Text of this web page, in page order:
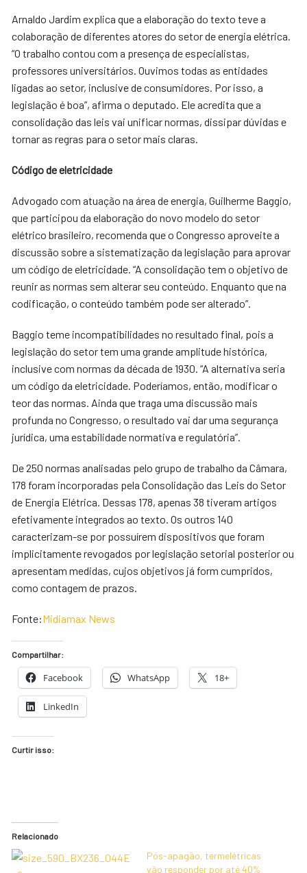
Arnaldo Jardim explica que a elaboração do texto teve a
colaboração de diferentes atores do setor de energia elétrica.
“O trabalho contou com a presença de especialistas,
professores universitários. Ouvimos todas as entidades
ligadas ao setor, inclusive de consumidores. Por isso, a
legislação é boa”, afirma o deputado. Ele acredita que a
consolidação das leis vai unificar normas, dissipar dúvidas e
tornar as regras para o setor mais claras.
Código de eletricidade
Advogado com atuação na área de energia, Guilherme Baggio,
que participou da elaboração do novo modelo do setor
elétrico brasileiro, recomenda que o Congresso aproveite a
discussão sobre a sistematização da legislação para aprovar
um código de eletricidade. “A consolidação tem o objetivo de
reunir as normas sem alterar seu conteúdo. Enquanto que na
codificação, o conteúdo também pode ser alterado”.
Baggio teme incompatibilidades no resultado final, pois a
legislação do setor tem uma grande amplitude histórica,
inclusive com normas da década de 1930. “A alternativa seria
um código da eletricidade. Poderíamos, então, modificar o
teor das normas. Ainda que traga uma discussão mais
profunda no Congresso, o resultado vai dar uma segurança
jurídica, uma estabilidade normativa e regulatória”.
De 250 normas analisadas pelo grupo de trabalho da Câmara,
178 foram incorporadas pela Consolidação das Leis do Setor
de Energia Elétrica. Dessas 178, apenas 38 tiveram artigos
efetivamente integrados ao texto. Os outros 140
caracterizam-se por possuírem dispositivos que foram
implicitamente revogados por legislação setorial posterior ou
apresentam medidas, cujos objetivos já form cumpridos,
como contagem de prazos.
Fonte:Midiamax News
Compartilhar:
Facebook WhatsApp 18+
LinkedIn
Curtir isso:
Relacionado
Pós-apagão, termelétricas
vão responder por até 40%